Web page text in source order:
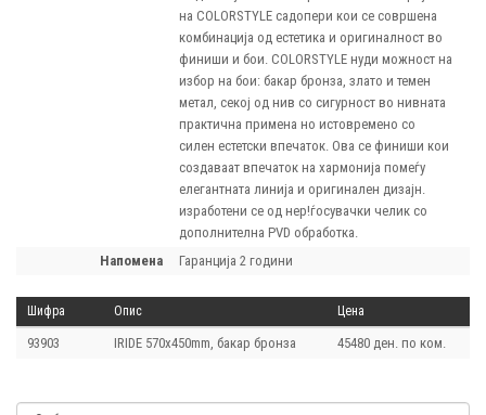
на COLORSTYLE садопери кои се совршена
комбинација од естетика и оригиналност во
финиши и бои. COLORSTYLE нуди можност на
избор на бои: бакар бронза, злато и темен
метал, секој од нив со сигурност во нивната
практична примена но истовремено со
силен естетски впечаток. Ова се финиши кои
создаваат впечаток на хармонија помеѓу
елегантната линија и оригинален дизајн.
изработени се од нер!ѓосувачки челик со
дополнителна PVD обработка.
напомена
Гаранција 2 години
Шифра Опис Цена
93903 IRIDE 570х450mm, бакар бронза 45480 ден. по ком.